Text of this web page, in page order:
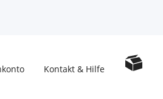
Kontakt & Hilfe